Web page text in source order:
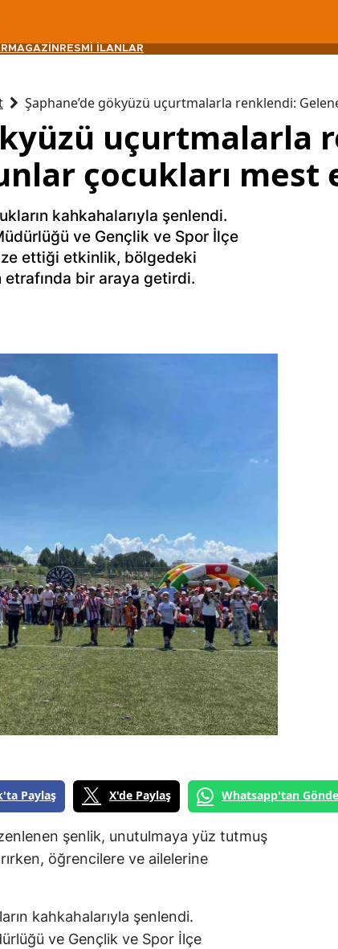
MAGAZİN RESMİ İLANLAR
Şaphane’de gökyüzü uçurtmalarla renklendi:
uçurtmalarla
çocukları mest
kahkahalarıyla şenlendi.
ve Gençlik ve Spor İlçe
ettiği etkinlik, bölgedeki
bir araya getirdi.
Paylaş X'de Paylaş Whatsapp'tan
şenlik, unutulmaya yüz tutmuş
öğrencilere ve ailelerine
kahkahalarıyla şenlendi.
ve Gençlik ve Spor İlçe